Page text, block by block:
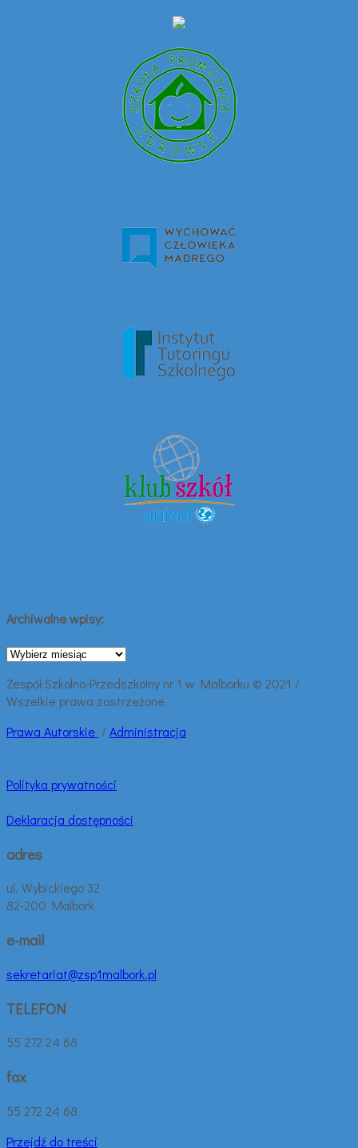
Archiwalne wpisy:
Archiwalne
Zespół Szkolno-Przedszkolny nr 1 w Malborku © 2021 /
Wszelkie prawa zastrzeżone
Prawa Autorskie /Administracja
Polityka prywatności
Deklaracja dostępności
adres
ul. Wybickiego 32
82-200 Malbork
e-mail
sekretariat@zsp1malbork.pl
TELEFON
55 272 24 68
fax
55 272 24 68
Przejdź do treści